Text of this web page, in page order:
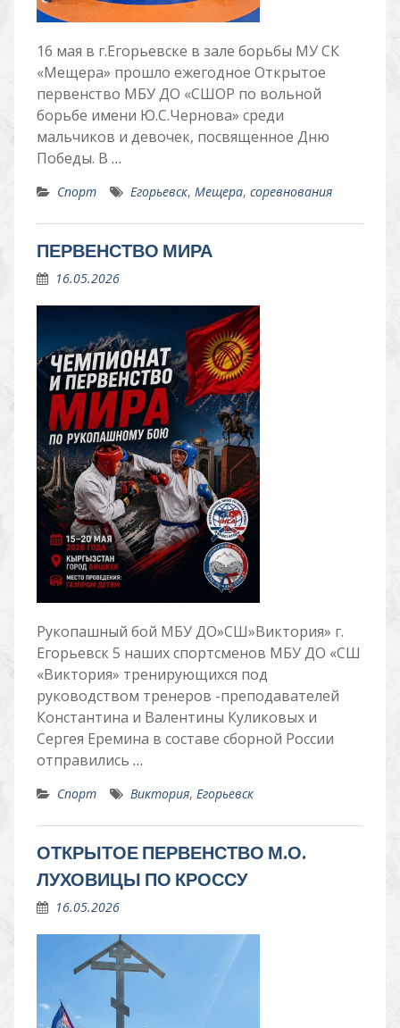
16 мая в г.Егорьевске в зале борьбы МУ СК
«Мещера» прошло ежегодное Открытое
первенство МБУ ДО «СШОР по вольной
борьбе имени Ю.С.Чернова» среди
мальчиков и девочек, посвященное Дню
Победы. В …
Спорт Егорьевск, Мещера, соревнования
ПЕРВЕНСТВО МИРА
16.05.2026
Рукопашный бой МБУ ДО»СШ»Виктория» г.
Егорьевск 5 наших спортсменов МБУ ДО «СШ
«Виктория» тренирующихся под
руководством тренеров -преподавателей
Константина и Валентины Куликовых и
Сергея Еремина в составе сборной России
отправились …
Спорт Виктория, Егорьевск
ОТКРЫТОЕ ПЕРВЕНСТВО М.О.
ЛУХОВИЦЫ ПО КРОССУ
16.05.2026